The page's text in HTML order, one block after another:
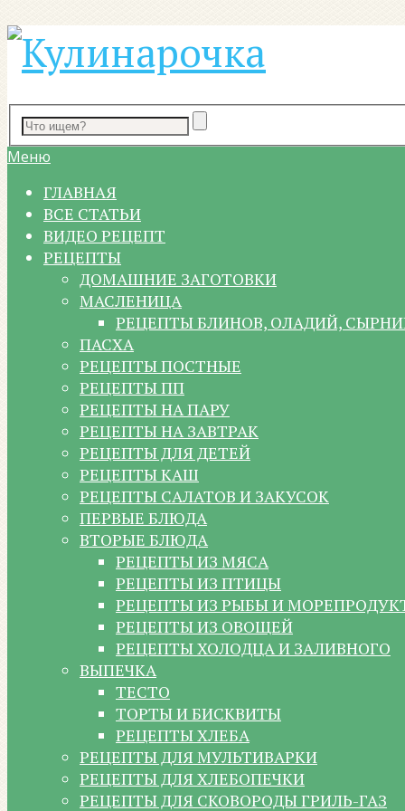
Меню
ГЛАВНАЯ
ВСЕ СТАТЬИ
ВИДЕО РЕЦЕПТ
РЕЦЕПТЫ
ДОМАШНИЕ ЗАГОТОВКИ
МАСЛЕНИЦА
РЕЦЕПТЫ БЛИНОВ, ОЛАДИЙ,
ПАСХА
РЕЦЕПТЫ ПОСТНЫЕ
РЕЦЕПТЫ ПП
РЕЦЕПТЫ НА ПАРУ
РЕЦЕПТЫ НА ЗАВТРАК
РЕЦЕПТЫ ДЛЯ ДЕТЕЙ
РЕЦЕПТЫ КАШ
РЕЦЕПТЫ САЛАТОВ И ЗАКУСОК
ПЕРВЫЕ БЛЮДА
ВТОРЫЕ БЛЮДА
РЕЦЕПТЫ ИЗ МЯСА
РЕЦЕПТЫ ИЗ ПТИЦЫ
РЕЦЕПТЫ ИЗ РЫБЫ И
РЕЦЕПТЫ ИЗ ОВОЩЕЙ
РЕЦЕПТЫ ХОЛОДЦА И ЗАЛИВНОГО
ВЫПЕЧКА
ТЕСТО
ТОРТЫ И БИСКВИТЫ
РЕЦЕПТЫ ХЛЕБА
РЕЦЕПТЫ ДЛЯ МУЛЬТИВАРКИ
РЕЦЕПТЫ ДЛЯ ХЛЕБОПЕЧКИ
РЕЦЕПТЫ ДЛЯ СКОВОРОДЫ ГРИЛЬ-ГАЗ